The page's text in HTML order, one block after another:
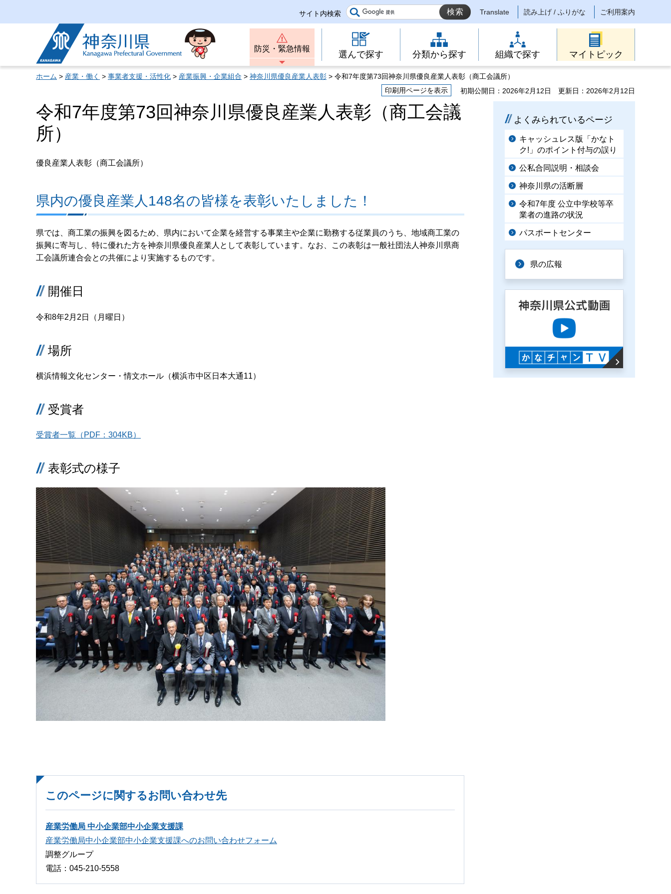
サイト内検索 Translate 読み上げ / ふりがな ご利用案内
神奈川県
防災・緊急情報
選んで探す 分類から探す 組織で探す マイトピック
ホーム > 産業・働く > 事業者支援・活性化 > 産業振興・企業組合 > 神奈川県優良産業人表彰 > 令和7年度第73回神奈川県優良産業人表彰（商工会議所）
印刷用ページを表示
初期公開日：2026年2月12日 更新日：2026年2月12日
令和7年度第73回神奈川県優良産業人表彰（商工会議
所）
優良産業人表彰（商工会議所）
県内の優良産業人148名の皆様を表彰いたしました！
県では、商工業の振興を図るため、県内において企業を経営する事業主や企業に勤務する従業員のうち、地域商工業の
振興に寄与し、特に優れた方を神奈川県優良産業人として表彰しています。なお、この表彰は一般社団法人神奈川県商
工会議所連合会との共催により実施するものです。
開催日
令和8年2月2日（月曜日）
場所
横浜情報文化センター・情文ホール（横浜市中区日本大通11）
受賞者
受賞者一覧（PDF：304KB）
表彰式の様子
このページに関するお問い合わせ先
産業労働局 中小企業部中小企業支援課
産業労働局中小企業部中小企業支援課へのお問い合わせフォーム
調整グループ
電話：045-210-5558
よくみられているページ
キャッシュレス版「かなト
ク!」のポイント付与の誤り
公私合同説明・相談会
神奈川県の活断層
令和7年度 公立中学校等卒
業者の進路の状況
パスポートセンター
県の広報